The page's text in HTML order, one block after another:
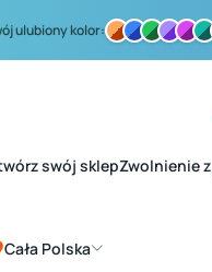
ulubiony kolor:
swój sklepZwolnienie
Cała Polska